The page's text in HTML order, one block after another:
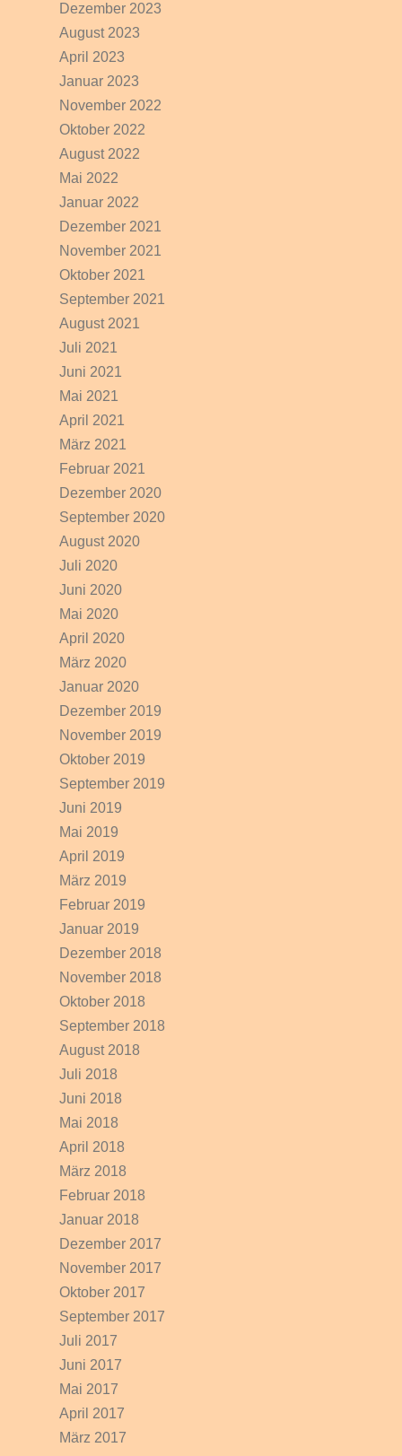
Dezember 2023
August 2023
April 2023
Januar 2023
November 2022
Oktober 2022
August 2022
Mai 2022
Januar 2022
Dezember 2021
November 2021
Oktober 2021
September 2021
August 2021
Juli 2021
Juni 2021
Mai 2021
April 2021
März 2021
Februar 2021
Dezember 2020
September 2020
August 2020
Juli 2020
Juni 2020
Mai 2020
April 2020
März 2020
Januar 2020
Dezember 2019
November 2019
Oktober 2019
September 2019
Juni 2019
Mai 2019
April 2019
März 2019
Februar 2019
Januar 2019
Dezember 2018
November 2018
Oktober 2018
September 2018
August 2018
Juli 2018
Juni 2018
Mai 2018
April 2018
März 2018
Februar 2018
Januar 2018
Dezember 2017
November 2017
Oktober 2017
September 2017
Juli 2017
Juni 2017
Mai 2017
April 2017
März 2017